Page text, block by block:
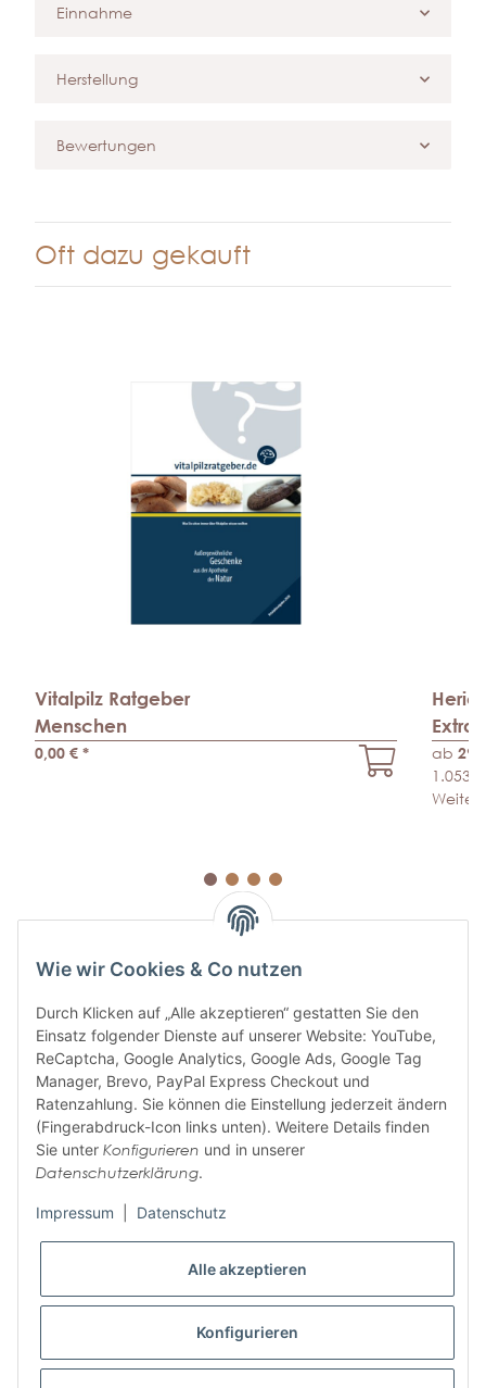
Einnahme
Herstellung
Bewertungen
Oft dazu gekauft
Vitalpilz Ratgeber
Menschen
0,00 € * ab
ABONNIEREN SIE UNSEREN
NEWSLETTER
jederzeit widerruflich Informationen zu Ihrem Produktsortiment per E-Mail zu.
Wie wir Cookies & Co nutzen
Durch Klicken auf „Alle akzeptieren“ gestatten Sie den
Einsatz folgender Dienste auf unserer Website: YouTube,
ReCaptcha, Google Analytics, Google Ads, Google Tag
Manager, Brevo, PayPal Express Checkout und
Ratenzahlung. Sie können die Einstellung jederzeit ändern
(Fingerabdruck-Icon links unten). Weitere Details finden
Sie unter Konfigurieren und in unserer
Datenschutzerklärung.
Impressum Datenschutz
Alle akzeptieren
Konfigurieren